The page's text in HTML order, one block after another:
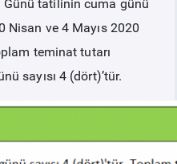
POLİTİKAMIZ
Günü tatilinin cuma günü
Nisan ve 4 Mayıs 2020
teminat tutarı
sayısı 4 (dört)’tür.